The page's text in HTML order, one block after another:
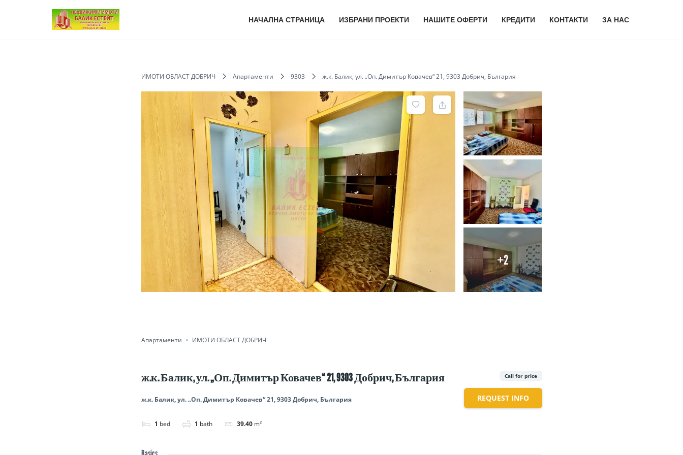
Продължете
НАЧАЛНА СТРАНИЦА ИЗБРАНИ ПРОЕКТИ НАШИТЕ ОФЕРТИ КРЕДИТИ КОНТАКТИ ЗА НАС
ИМОТИ ОБЛАСТ ДОБРИЧ Апартаменти 9303 ж.к. Балик, ул. „Оп. Димитър Ковачев“ 21, 9303 Добрич, България
+2
Апартаменти ИМОТИ ОБЛАСТ ДОБРИЧ
ж.к. Балик, ул. „Оп. Димитър Ковачев“ 21, 9303 Добрич, България
ж.к. Балик, ул. „Оп. Димитър Ковачев“ 21, 9303 Добрич, България
1 bed 1 bath 39.40 m²
Call for price
REQUEST INFO